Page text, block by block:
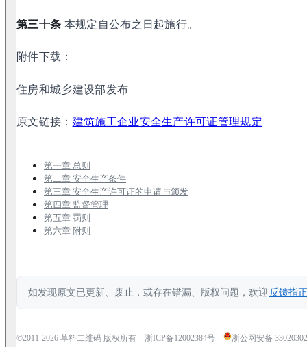
第三十条 本规定自公布之日起施行。
附件下载：
住房和城乡建设部发布
原文链接： 建筑施工企业安全生产许可证管理规定
第一章 总则
第二章 安全生产条件
第三章 安全生产许可证的申请与颁发
第四章 监督管理
第五章 罚则
第六章 附则
如发现原文已更新、废止，或存在错漏、版权问题，欢迎 反馈指正
©2011-2026 草料二维码 版权所有 浙ICP备12002384号 浙公网安备